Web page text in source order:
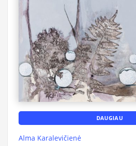
DAUGIAU
Alma Karalevičienė